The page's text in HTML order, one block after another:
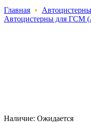
Главная •
Автоцистерны для ГСМ
Наличие: Ожидается